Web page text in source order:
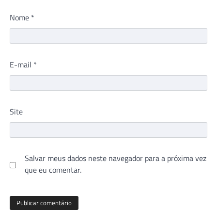
Nome *
E-mail *
Site
Salvar meus dados neste navegador para a próxima vez
que eu comentar.